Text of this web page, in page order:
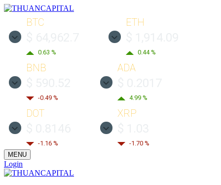
BTC
0.63 %
ETH
0.44 %
BNB
-0.49 %
ADA
4.99 %
DOT
-1.16 %
XRP
-1.70 %
MENU
Login